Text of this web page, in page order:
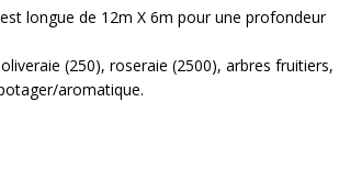
longue de 12m X 6m pour une profondeur
oliveraie (250), roseraie (2500), arbres fruitiers,
aromatique.